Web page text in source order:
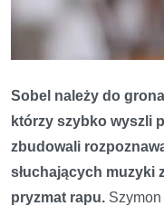
Sobel należy do
którzy szybko wyszli
zbudowali
słuchających muzyki
pryzmat rapu.